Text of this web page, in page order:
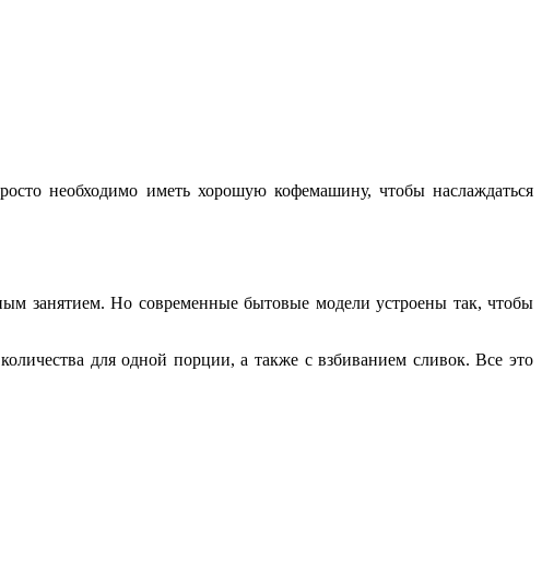
необходимо иметь хорошую кофемашину, чтобы наслаждаться
занятием. Но современные бытовые модели устроены так, чтобы
для одной порции, а также с взбиванием сливок. Все это